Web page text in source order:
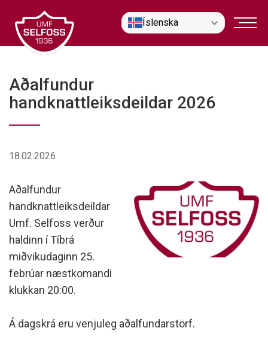
efni
Íslenska
Aðalfundur
handknattleiksdeildar 2026
18.02.2026
Aðalfundur
handknattleiksdeildar
Umf. Selfoss verður
haldinn í Tíbrá
miðvikudaginn 25.
febrúar næstkomandi
klukkan 20:00.
Á dagskrá eru venjuleg aðalfundarstörf.